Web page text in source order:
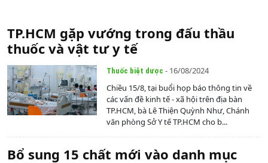
TP.HCM gặp vướng trong đấu thầu
thuốc và vật tư y tế
Thuốc biệt dược - 16/08/2024
Chiều 15/8, tại buổi họp báo thông tin về
các vấn đề kinh tế - xã hội trên địa bàn
TP.HCM, bà Lê Thiện Quỳnh Như, Chánh
văn phòng Sở Y tế TP.HCM cho b...
Bổ sung 15 chất mới vào danh mục